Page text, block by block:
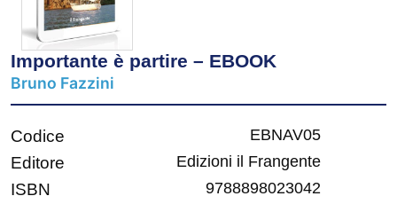
Importante è partire – EBOOK
Bruno Fazzini
Codice EBNAV05
Editore Edizioni il Frangente
ISBN 9788898023042